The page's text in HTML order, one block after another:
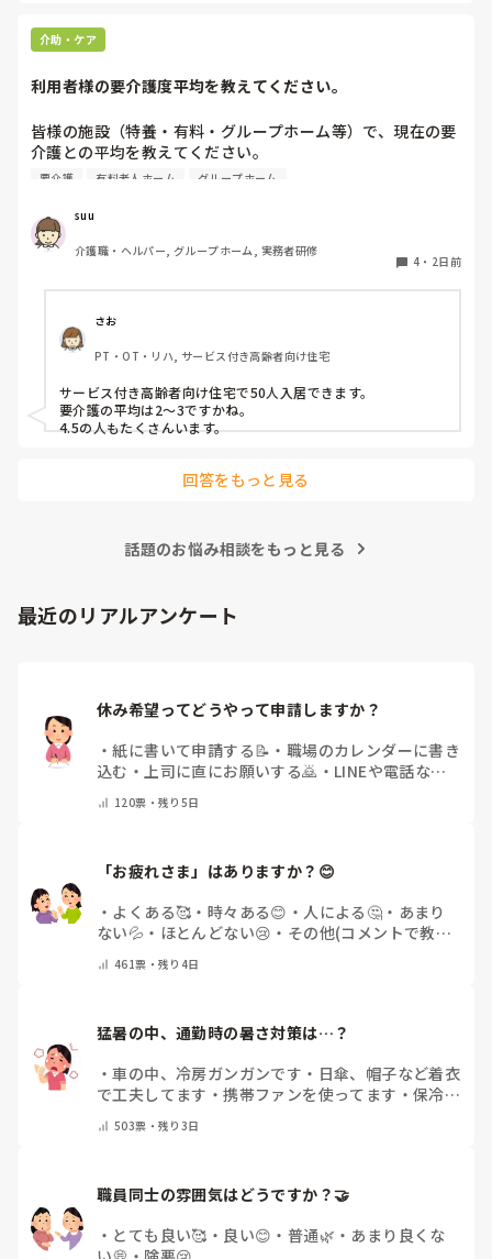
ゃるため、状態を見つつ交換間隔を少し長めにするなど、個別
の事情に合わせて柔軟に対応しています。
他の施設での対応も気になりますね。参考になれば幸いです。
介助・ケア
利用者様の要介護度平均を教えてください。
皆様の施設（特養・有料・グループホーム等）で、現在の要
介護との平均を教えてください。
要介護 有料老人ホーム グループホーム
suu
介護職・ヘルパー, グループホーム, 実務者研修
4 ・ 2日前
さお
PT・OT・リハ, サービス付き高齢者向け住宅
サービス付き高齢者向け住宅で50人入居できます。
要介護の平均は2〜3ですかね。
4.5の人もたくさんいます。
回答をもっと見る
話題のお悩み相談をもっと見る
最近のリアルアンケート
休み希望ってどうやって申請しますか？
・紙に書いて申請する📝 ・ 職場のカレンダーに書き
込む ・ 上司に直にお願いする🙇 ・ LINEや電話など
120票・残り5日
「お疲れさま」はありますか？😊
・ よくある🥰 ・ 時々ある😊 ・ 人による🤔 ・ あまり
ない💦 ・ ほとんどない😢 ・ その他(コメントで教え
461票・残り4日
猛暑の中、通勤時の暑さ対策は…？
・車の中、冷房ガンガンです ・ 日傘、帽子など着衣
で工夫してます ・携帯ファンを使ってます ・ 保冷剤
ん ・その他（コメントで教えて下さい）
503票・残り3日
職員同士の雰囲気はどうですか？🤝
・ とても良い🥰 ・ 良い😊 ・ 普通🌿 ・ あまり良くな